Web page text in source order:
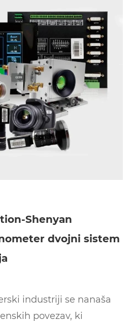
Shenyan
dvojni sistem
industriji se nanaša
povezav, ki